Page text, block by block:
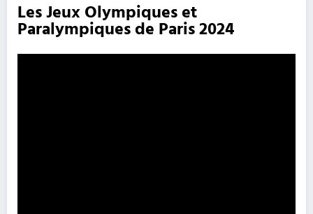
Les Jeux Olympiques et
Paralympiques de Paris 2024